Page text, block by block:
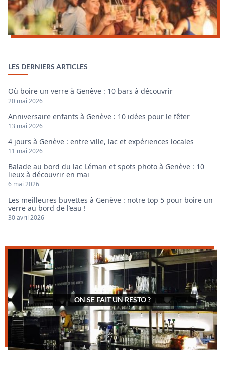
LES DERNIERS ARTICLES
Où boire un verre à Genève : 10 bars à découvrir
20 mai 2026
Anniversaire enfants à Genève : 10 idées pour le fêter
13 mai 2026
4 jours à Genève : entre ville, lac et expériences locales
11 mai 2026
Balade au bord du lac Léman et spots photo à Genève : 10
lieux à découvrir en mai
6 mai 2026
Les meilleures buvettes à Genève : notre top 5 pour boire un
verre au bord de l’eau !
30 avril 2026
ON SE FAIT UN RESTO ?